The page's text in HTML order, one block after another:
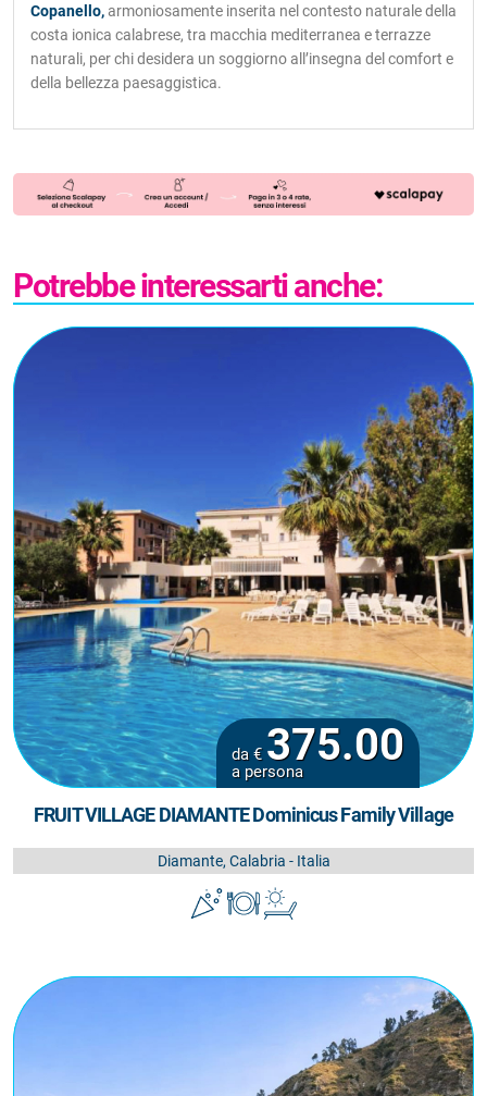
Copanello,armoniosamente inserita nel contesto naturale della
costa ionica calabrese, tra macchia mediterranea e terrazze
naturali, per chi desidera un soggiorno all’insegna del comfort e
della bellezza paesaggistica.
Potrebbe interessarti anche:
da € 375.00
a persona
FRUIT VILLAGE DIAMANTE Dominicus Family Village
Diamante, Calabria - Italia